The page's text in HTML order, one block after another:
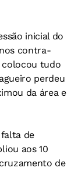
inicial do
contra-
colocou tudo
perdeu
da área e
de
aos 10
de